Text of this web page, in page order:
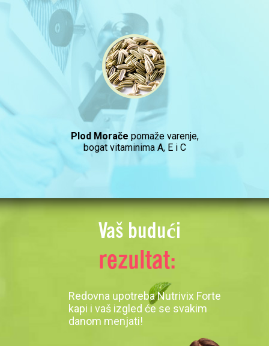
Plod Morače pomaže varenje,
bogat vitaminima A, E i C
Vaš budući
rezultat:
Redovna upotreba Nutrivix Forte
kapi i vaš izgled će se svakim
danom menjati!